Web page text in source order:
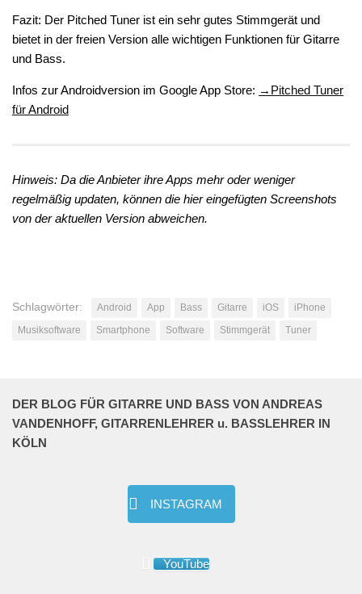
Fazit: Der Pitched Tuner ist ein sehr gutes Stimmgerät und
bietet in der freien Version alle wichtigen Funktionen für Gitarre
und Bass.
Infos zur Androidversion im Google App Store: →Pitched Tuner
für Android
Hinweis: Da die Anbieter ihre Apps mehr oder weniger
regelmäßig updaten, können die hier eingefügten Screenshots
von der aktuellen Version abweichen.
Schlagwörter: Android App Bass Gitarre iOS
iPhone
Musiksoftware
Smartphone Software Stimmgerät Tuner
DER BLOG FÜR GITARRE UND BASS VON ANDREAS
VANDENHOFF, GITARRENLEHRER u. BASSLEHRER IN
KÖLN
INSTAGRAM
YouTube